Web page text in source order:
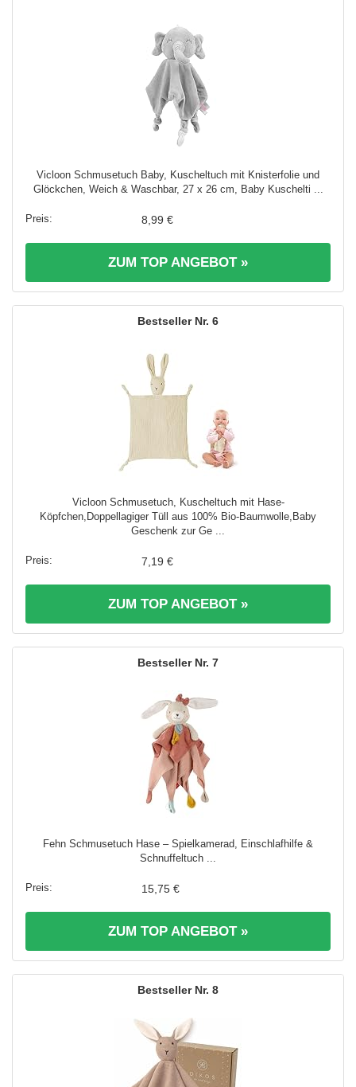
Vicloon Schmusetuch Baby, Kuscheltuch mit Knisterfolie und
Glöckchen, Weich & Waschbar, 27 x 26 cm, Baby Kuschelti ...
8,99 €
ZUM TOP ANGEBOT »
6
Vicloon Schmusetuch, Kuscheltuch mit Hase-
Köpfchen,Doppellagiger Tüll aus 100% Bio-Baumwolle,Baby
Geschenk zur Ge ...
7,19 €
ZUM TOP ANGEBOT »
7
Fehn Schmusetuch Hase – Spielkamerad, Einschlafhilfe &
Schnuffeltuch ...
15,75 €
ZUM TOP ANGEBOT »
8